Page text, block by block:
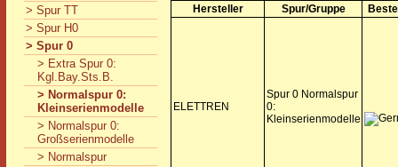
> Spur TT
> Spur H0
> Spur 0
> Extra Spur 0:
Kgl.Bay.Sts.B.
> Normalspur 0:
Kleinserienmodelle
> Normalspur 0:
Großserienmodelle
> Normalspur
Hersteller Spur/Gruppe
ELETTREN
Spur 0 Normalspur
0:
Kleinserienmodelle